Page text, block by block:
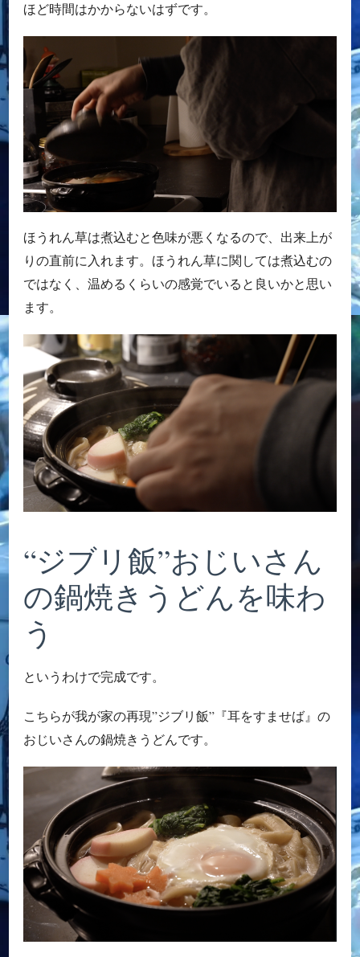
ほど時間はかからないはずです。
ほうれん草は煮込むと色味が悪くなるので、出来上が
りの直前に入れます。ほうれん草に関しては煮込むの
ではなく、温めるくらいの感覚でいると良いかと思い
ます。
“ジブリ飯”おじいさん
の鍋焼きうどんを味わ
う
というわけで完成です。
こちらが我が家の再現”ジブリ飯”『耳をすませば』の
おじいさんの鍋焼きうどんです。